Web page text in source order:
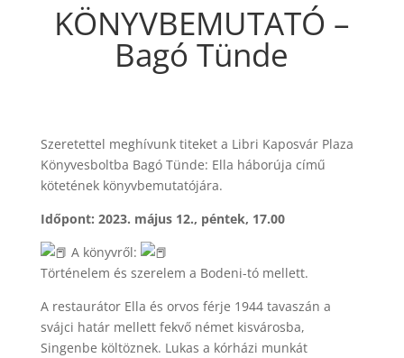
KÖNYVBEMUTATÓ –
Bagó Tünde
Szeretettel meghívunk titeket a Libri Kaposvár Plaza
Könyvesboltba Bagó Tünde: Ella háborúja című
kötetének könyvbemutatójára.
Időpont: 2023. május 12., péntek, 17.00
A könyvről:
Történelem és szerelem a Bodeni-tó mellett.
A restaurátor Ella és orvos férje 1944 tavaszán a
svájci határ mellett fekvő német kisvárosba,
Singenbe költöznek. Lukas a kórházi munkát